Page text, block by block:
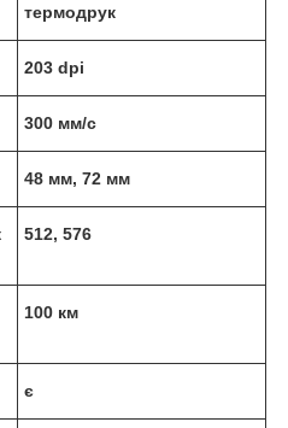
термодрук
203 dpi
300 мм/с
48 мм, 72 мм
512, 576
100 км
є